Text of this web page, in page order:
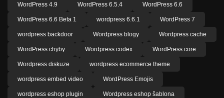
WordPress 4.9 WordPress 6.5.4 WordPress 6.6
WordPress 6.6 Beta 1 wordpress 6.6.1 WordPress 7
wordpress backdoor Wordpress blogy Wordpress cache
WordPress chyby Wordpress codex WordPress core
Wordpress diskuze wordpress ecommerce theme
wordpress embed video WordPress Emojis
wordpress eshop plugin Wordpress eshop šablona